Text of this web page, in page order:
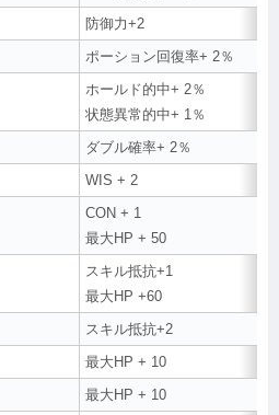
防御力+2
ポーション回復率+ 2％
ホールド的中+ 2％
状態異常的中+ 1％
ダブル確率+ 2％
WIS + 2
CON + 1
最大HP + 50
スキル抵抗+1
最大HP +60
スキル抵抗+2
最大HP + 10
最大HP + 10